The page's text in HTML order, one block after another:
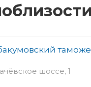
шоссе, 1